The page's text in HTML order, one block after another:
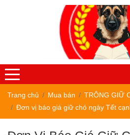
Trang chủ Mua bán
TRÔNG GIỮ
Đơn vị báo giá giữ chó ngày Tết